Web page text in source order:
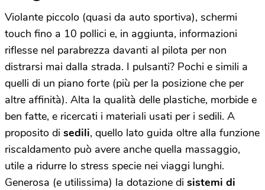
Violante piccolo (quasi da auto sportiva), schermi
touch fino a 10 pollici e, in aggiunta, informazioni
riflesse nel parabrezza davanti al pilota per non
distrarsi mai dalla strada. I pulsanti? Pochi e simili a
quelli di un piano forte (più per la posizione che per
altre affinità). Alta la qualità delle plastiche, morbide e
ben fatte, e ricercati i materiali usati per i sedili. A
proposito di sedili, quello lato guida oltre alla funzione
riscaldamento può avere anche quella massaggio,
utile a ridurre lo stress specie nei viaggi lunghi.
Generosa (e utilissima) la dotazione di sistemi di